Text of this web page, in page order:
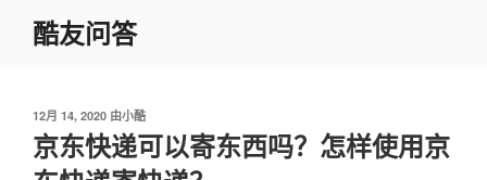
酷友问答
发
布
于
12月 14, 2020 由小酷
京东快递可以寄东西吗？怎样使用京